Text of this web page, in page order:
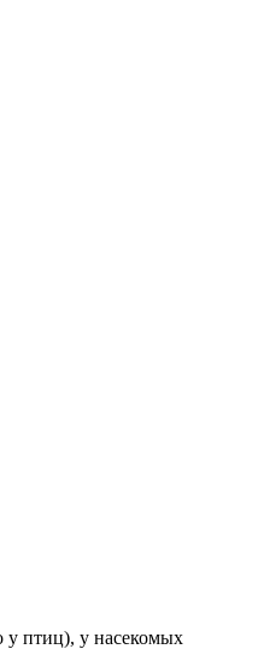
у птиц), у насекомых